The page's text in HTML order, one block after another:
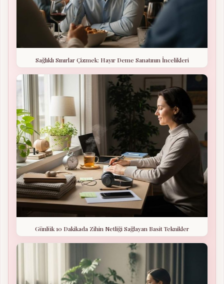
Sağlıklı Sınırlar Çizmek: Hayır Deme Sanatının İncelikleri
Günlük 10 Dakikada Zihin Netliği Sağlayan Basit Teknikler